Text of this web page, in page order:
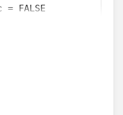
= FALSE